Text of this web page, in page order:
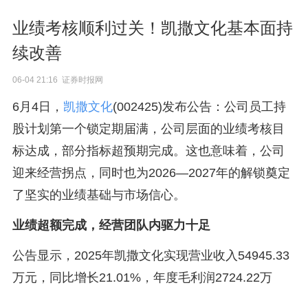
业绩考核顺利过关！凯撒文化基本面持
续改善
06-04 21:16 证券时报网
6月4日， 凯撒文化(002425)发布公告：公司员工持
股计划第一个锁定期届满，公司层面的业绩考核目
标达成，部分指标超预期完成。这也意味着，公司
迎来经营拐点，同时也为2026—2027年的解锁奠定
了坚实的业绩基础与市场信心。
业绩超额完成，经营团队内驱力十足
公告显示，2025年凯撒文化实现营业收入54945.33
万元，同比增长21.01%，年度毛利润2724.22万